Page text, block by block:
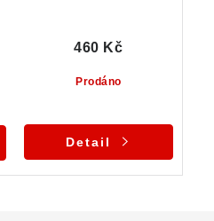
Prodáno
460 Kč
Detail